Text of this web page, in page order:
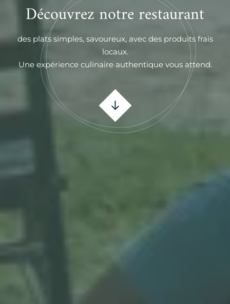
Découvrez notre restaurant
des plats simples, savoureux, avec des produits frais
locaux.
Une expérience culinaire authentique vous attend.